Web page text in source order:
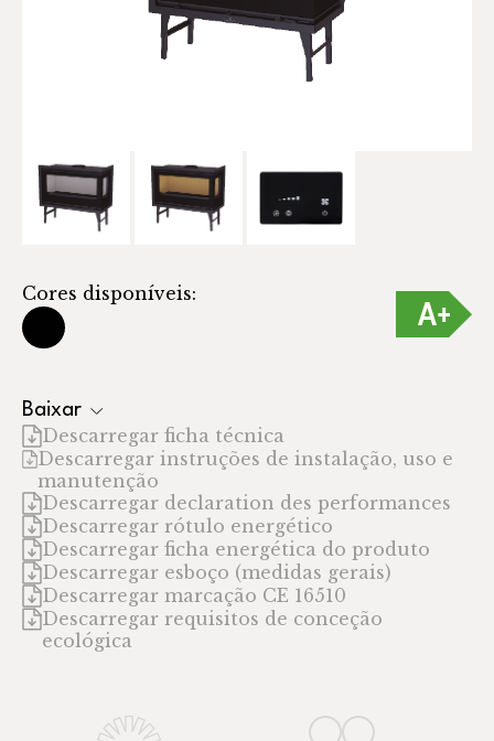
Cores disponíveis:
Baixar
Descarregar ficha técnica
Descarregar instruções de instalação, uso e
manutenção
Descarregar declaration des performances
Descarregar rótulo energético
Descarregar ficha energética do produto
Descarregar esboço (medidas gerais)
Descarregar marcação CE 16510
Descarregar requisitos de conceção
ecológica